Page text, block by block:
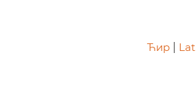
Ћир Lat